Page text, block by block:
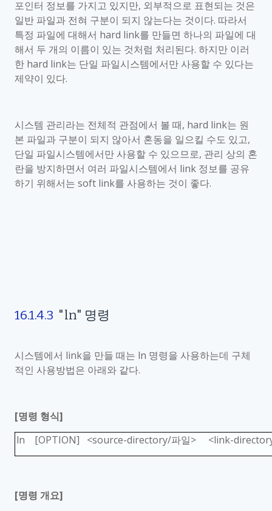
포인터 정보를 가지고 있지만, 외부적으로 표현되는 것은
일반 파일과 전혀 구분이 되지 않는다는 것이다. 따라서
특정 파일에 대해서 hard link를 만들면 하나의 파일에 대
해서 두 개의 이름이 있는 것처럼 처리된다. 하지만 이러
한 hard link는 단일 파일시스템에서만 사용할 수 있다는
제약이 있다.
시스템 관리라는 전체적 관점에서 볼 때, hard link는 원
본 파일과 구분이 되지 않아서 혼동을 일으킬 수도 있고,
단일 파일시스템에서만 사용할 수 있으므로, 관리 상의 혼
란을 방지하면서 여러 파일시스템에서 link 정보를 공유
하기 위해서는 soft link를 사용하는 것이 좋다.
16.1.4.3 "ln" 명령
시스템에서 link을 만들 때는 ln 명령을 사용하는데 구체
적인 사용방법은 아래와 같다.
[명령 형식]
ln [OPTION] <source-directory/파일> <link-
[명령 개요]